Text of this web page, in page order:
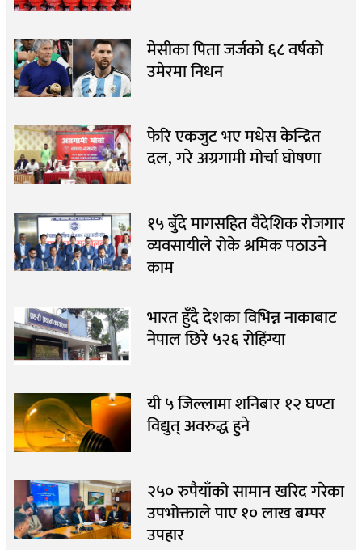
मेसीका पिता जर्जको ६८ वर्षको
उमेरमा निधन
फेरि एकजुट भए मधेस केन्द्रित
दल, गरे अग्रगामी मोर्चा घोषणा
१५ बुँदे मागसहित वैदेशिक रोजगार
व्यवसायीले रोके श्रमिक पठाउने
काम
भारत हुँदै देशका विभिन्न नाकाबाट
नेपाल छिरे ५२६ रोहिंग्या
यी ५ जिल्लामा शनिबार १२ घण्टा
विद्युत् अवरुद्ध हुने
२५० रुपैयाँको सामान खरिद गरेका
उपभोक्ताले पाए १० लाख बम्पर
उपहार